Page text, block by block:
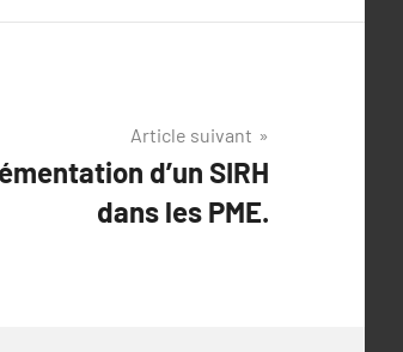
Article suivant
d’un SIRH
dans les PME.